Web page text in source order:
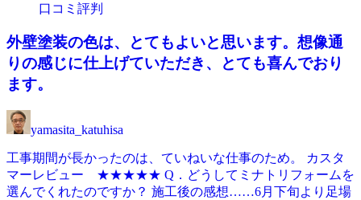
口コミ評判
外壁塗装の色は、とてもよいと思います。想像通
りの感じに仕上げていただき、とても喜んでおり
ます。
yamasita_katuhisa
工事期間が長かったのは、ていねいな仕事のため。 カスタ
マーレビュー ★★★★★ Q．どうしてミナトリフォームを
選んでくれたのですか？ 施工後の感想……6月下旬より足場